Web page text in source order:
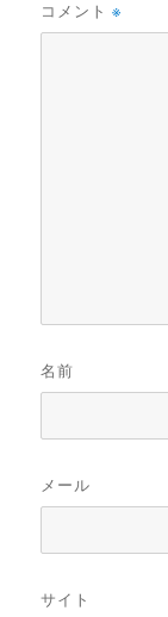
コメント※
名前
メール
サイト